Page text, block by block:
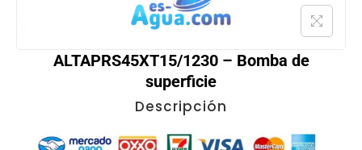
ALTAPRS45XT15/1230 – Bomba de
superficie
Descripción